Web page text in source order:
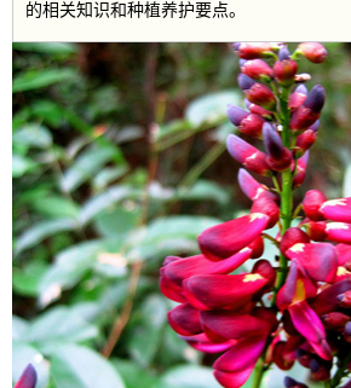
的相关知识和种植养护要点。